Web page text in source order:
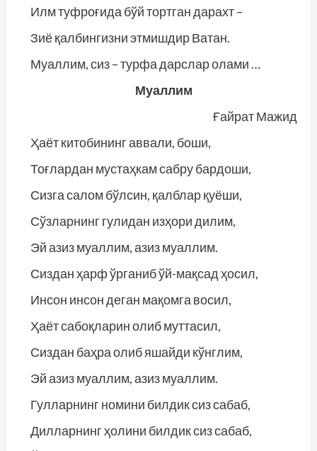
Илм туфроғида бўй тортган дарахт –
Зиё қалбингизни этмишдир Ватан.
Муаллим, сиз – турфа дарслар олами …
Муаллим
Ғайрат Мажид
Ҳаёт китобининг аввали, боши,
Тоғлардан мустаҳкам сабру бардоши,
Сизга салом бўлсин, қалблар қуёши,
Сўзларнинг гулидан изҳори дилим,
Эй азиз муаллим, азиз муаллим.
Сиздан ҳарф ўрганиб ўй-мақсад ҳосил,
Инсон инсон деган мақомга восил,
Ҳаёт сабоқларин олиб муттасил,
Сиздан баҳра олиб яшайди кўнглим,
Эй азиз муаллим, азиз муаллим.
Гулларнинг номини билдик сиз сабаб,
Дилларнинг ҳолини билдик сиз сабаб,